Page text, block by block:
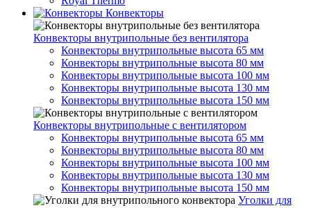
Конвекторы
Конвекторы внутрипольные без вентилятора
Конвекторы внутрипольные высота 65 мм
Конвекторы внутрипольные высота 80 мм
Конвекторы внутрипольные высота 100 мм
Конвекторы внутрипольные высота 130 мм
Конвекторы внутрипольные высота 150 мм
Конвекторы внутрипольные с вентилятором
Конвекторы внутрипольные высота 65 мм
Конвекторы внутрипольные высота 80 мм
Конвекторы внутрипольные высота 100 мм
Конвекторы внутрипольные высота 130 мм
Конвекторы внутрипольные высота 150 мм
Уголки для